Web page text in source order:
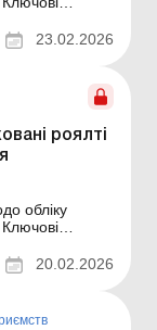
витратах за
нашої
23.02.2026
роялті
обліку
витратах за
№ 8 від 24
20.02.2026